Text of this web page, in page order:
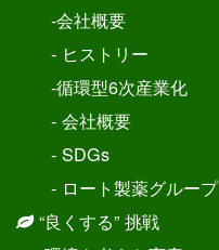
-会社概要
- ヒストリー
-循環型6次産業化
- 会社概要
- SDGs
- ロート製薬グループ
“良くする” 挑戦